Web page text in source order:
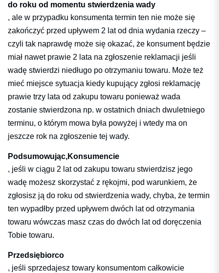
do roku od momentu stwierdzenia wady
, ale w przypadku konsumenta termin ten nie może się
zakończyć przed upływem 2 lat od dnia wydania rzeczy –
czyli tak naprawdę może się okazać, że konsument będzie
miał nawet prawie 2 lata na zgłoszenie reklamacji jeśli
wadę stwierdzi niedługo po otrzymaniu towaru. Może też
mieć miejsce sytuacja kiedy kupujący zgłosi reklamację
prawie trzy lata od zakupu towaru ponieważ wada
zostanie stwierdzona np. w ostatnich dniach dwuletniego
terminu, o którym mowa była powyżej i wtedy ma on
jeszcze rok na zgłoszenie tej wady.
Podsumowując,Konsumencie
, jeśli w ciągu 2 lat od zakupu towaru stwierdzisz jego
wadę możesz skorzystać z rękojmi, pod warunkiem, że
zgłosisz ją do roku od stwierdzenia wady, chyba, że termin
ten wypadłby przed upływem dwóch lat od otrzymania
towaru wówczas masz czas do dwóch lat od doręczenia
Tobie towaru.
Przedsiębiorco
, jeśli sprzedajesz towary konsumentom całkowicie